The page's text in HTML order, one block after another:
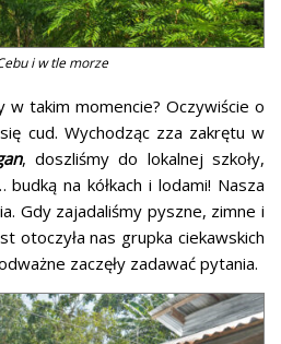
i w tle morze
takim momencie? Oczywiście o
cud. Wychodząc zza zakrętu w
, doszliśmy do lokalnej szkoły,
na kółkach i lodami! Nasza
Gdy zajadaliśmy pyszne, zimne i
otoczyła nas grupka ciekawskich
zaczęły zadawać pytania.